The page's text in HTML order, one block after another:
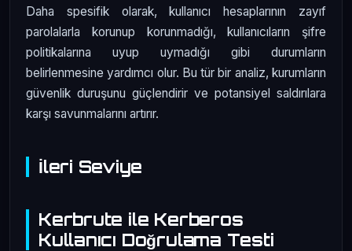
Daha spesifik olarak, kullanıcı hesaplarının zayıf
parolalarla korunup korunmadığı, kullanıcıların şifre
politikalarına uyup uymadığı gibi durumların
belirlenmesine yardımcı olur. Bu tür bir analiz, kurumların
güvenlik duruşunu güçlendirir ve potansiyel saldırılara
karşı savunmalarını artırır.
İleri Seviye
Kerbrute ile Kerberos
Kullanıcı Doğrulama Testi